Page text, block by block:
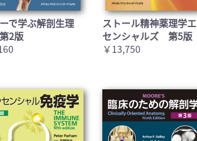
で学ぶ解剖生理
2版
ストール精神薬理学エ
センシャルズ 第5版
￥13,750